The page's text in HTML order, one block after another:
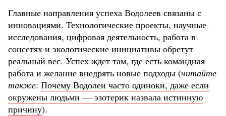
Главные направления успеха Водолеев связаны с
инновациями. Технологические проекты, научные
исследования, цифровая деятельность, работа в
соцсетях и экологические инициативы обретут
реальный вес. Успех ждет там, где есть командная
работа и желание внедрять новые подходы (читайте
также: Почему Водолеи часто одиноки, даже если
окружены людьми — эзотерик назвала истинную
причину).